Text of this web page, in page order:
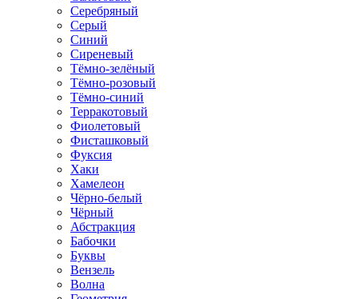
Серебряный
Серый
Синий
Сиреневый
Тёмно-зелёный
Тёмно-розовый
Тёмно-синий
Терракотовый
Фиолетовый
Фисташковый
Фуксия
Хаки
Хамелеон
Чёрно-белый
Чёрный
Абстракция
Бабочки
Буквы
Вензель
Волна